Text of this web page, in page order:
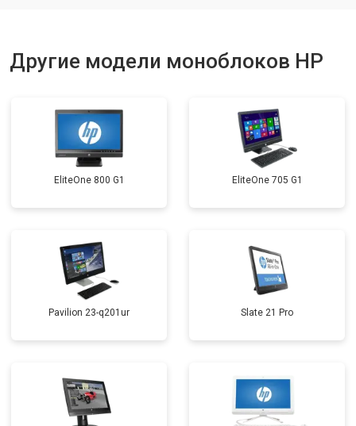
Другие модели моноблоков HP
EliteOne 800 G1 EliteOne 705 G1
Pavilion 23-q201ur Slate 21 Pro